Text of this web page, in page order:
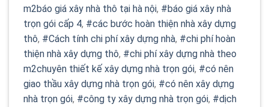
m2báo giá xây nhà thô tại hà nội, #báo giá xây nhà
trọn gói cấp 4, #các bước hoàn thiện nhà xây dựng
thô, #Cách tính chi phí xây dựng nhà, #chi phí hoàn
thiện nhà xây dựng thô, #chi phí xây dựng nhà theo
m2chuyên thiết kế xây dựng nhà trọn gói, #có nên
giao thầu xây dựng nhà trọn gói, #có nên xây dựng
nhà trọn gói, #công ty xây dựng nhà trọn gói, #dịch